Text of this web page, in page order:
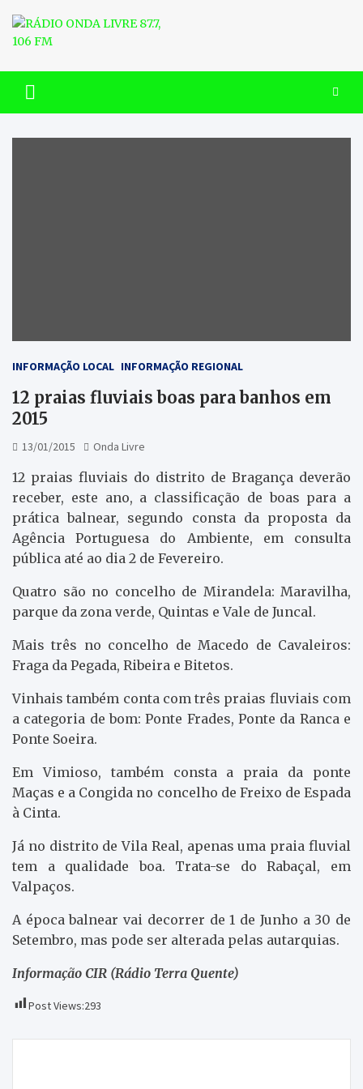
content
RÁDIO ONDA LIVRE 87.7, 106
FM
INFORMAÇÃO LOCAL INFORMAÇÃO REGIONAL
12 praias fluviais boas para banhos em
2015
13/01/2015 Onda Livre
12 praias fluviais do distrito de Bragança deverão
receber, este ano, a classificação de boas para a
prática balnear, segundo consta da proposta da
Agência Portuguesa do Ambiente, em consulta
pública até ao dia 2 de Fevereiro.
Quatro são no concelho de Mirandela: Maravilha,
parque da zona verde, Quintas e Vale de Juncal.
Mais três no concelho de Macedo de Cavaleiros:
Fraga da Pegada, Ribeira e Bitetos.
Vinhais também conta com três praias fluviais com
a categoria de bom: Ponte Frades, Ponte da Ranca e
Ponte Soeira.
Em Vimioso, também consta a praia da ponte
Maças e a Congida no concelho de Freixo de Espada
à Cinta.
Já no distrito de Vila Real, apenas uma praia fluvial
tem a qualidade boa. Trata-se do Rabaçal, em
Valpaços.
A época balnear vai decorrer de 1 de Junho a 30 de
Setembro, mas pode ser alterada pelas autarquias.
Informação CIR (Rádio Terra Quente)
Post Views:293